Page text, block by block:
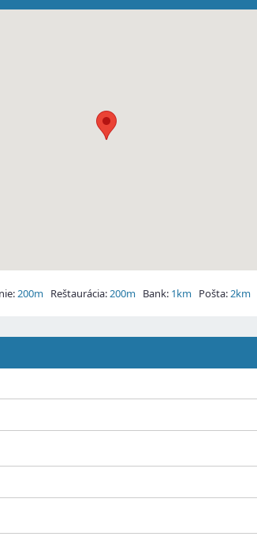
200m Reštaurácia:200m Bank: 1km Pošta:2km